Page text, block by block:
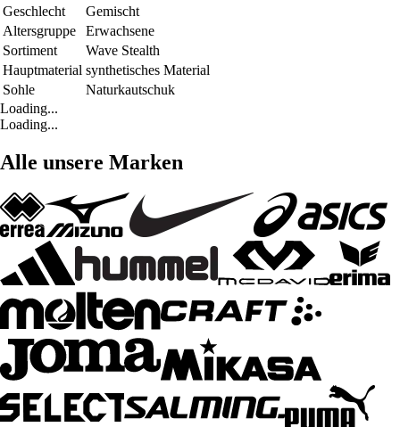
Geschlecht
Gemischt
Altersgruppe
Erwachsene
Sortiment
Wave Stealth
Hauptmaterial synthetisches Material
Sohle
Naturkautschuk
Loading...
Loading...
Alle unsere Marken